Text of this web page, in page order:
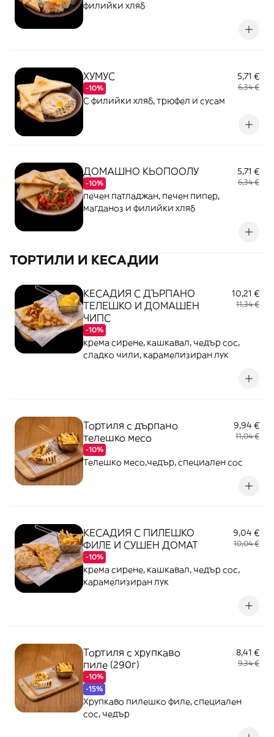
филийки хляб
ХУМУС
-10%
5,71 €
6,34 €
С филийки хляб, трюфел и сусам
ДОМАШНО КЬОПООЛУ
-10%
5,71 €
6,34 €
печен патладжан, печен пипер,
магданоз и филийки хляб
ТОРТИЛИ И КЕСАДИИ
КЕСАДИЯ С ДЪРПАНО
ТЕЛЕШКО И ДОМАШЕН
ЧИПС
-10%
10,21 €
11,34 €
крема сирене, кашкавал, чедър сос,
сладко чили, карамелизиран лук
Тортиля с дърпано
телешко месо
-10%
9,94 €
11,04 €
Телешко месо,чедър, специален сос
КЕСАДИЯ С ПИЛЕШКО
ФИЛЕ И СУШЕН ДОМАТ
-10%
9,04 €
10,04 €
крема сирене, кашкавал, чедър сос,
карамелизиран лук
Тортиля с хрупкаво
пиле (290г)
-10%
-15%
8,41 €
9,34 €
Хрупкаво пилешко филе, специален
сос, чедър